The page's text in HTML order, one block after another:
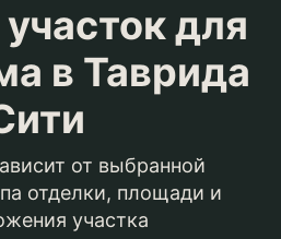
для
в Таврида
от выбранной
отделки, площади и
участка